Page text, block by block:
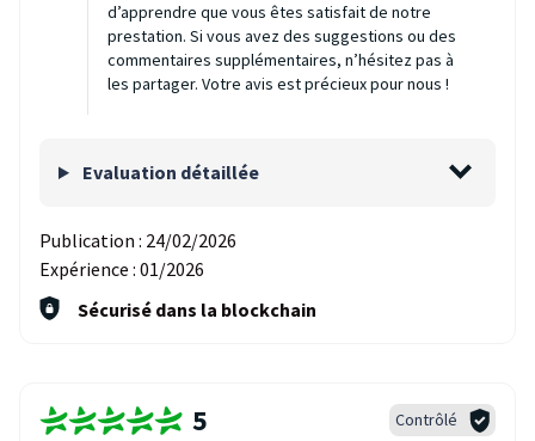
d’apprendre que vous êtes satisfait de notre
prestation. Si vous avez des suggestions ou des
commentaires supplémentaires, n’hésitez pas à
les partager. Votre avis est précieux pour nous !
Evaluation détaillée
Publication : 24/02/2026
Expérience : 01/2026
Sécurisé dans la blockchain
5 Contrôlé